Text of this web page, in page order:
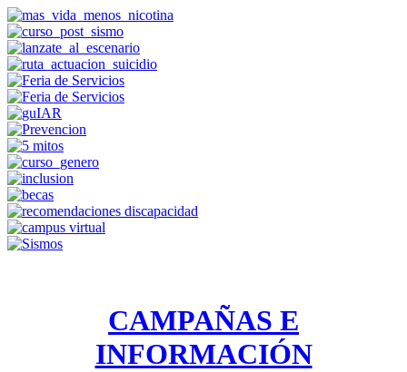
CAMPAÑAS E
INFORMACIÓN